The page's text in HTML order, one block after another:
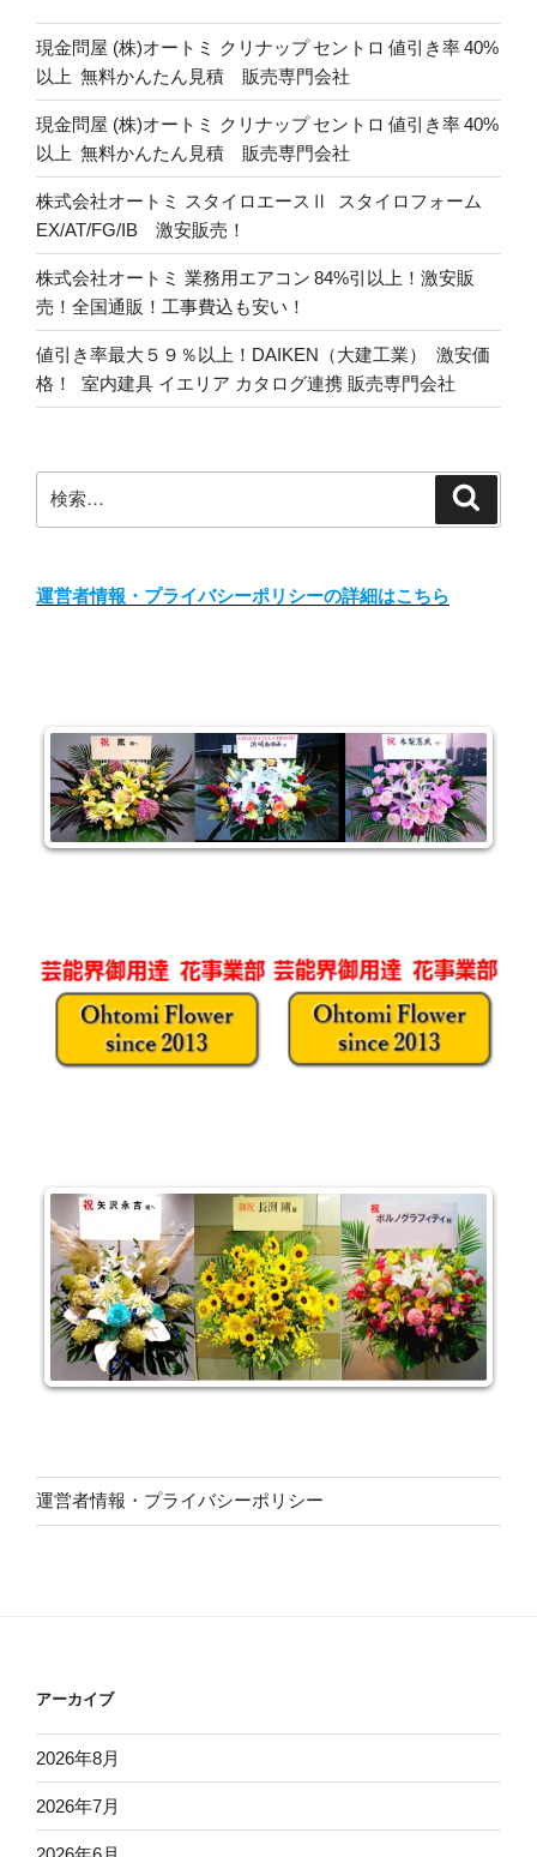
現金問屋 (株)オートミ クリナップ セントロ 値引き率 40%
以上 無料かんたん見積 販売専門会社
現金問屋 (株)オートミ クリナップ セントロ 値引き率 40%
以上 無料かんたん見積 販売専門会社
株式会社オートミ スタイロエースⅡ スタイロフォーム
EX/AT/FG/IB 激安販売！
株式会社オートミ 業務用エアコン 84%引以上！激安販
売！全国通販！工事費込も安い！
値引き率最大５９％以上！DAIKEN（大建工業） 激安価
格！ 室内建具 イエリア カタログ連携 販売専門会社
索:
運営者情報・プライバシーポリシーの詳細はこちら
運営者情報・プライバシーポリシー
アーカイブ
2026年8月
2026年7月